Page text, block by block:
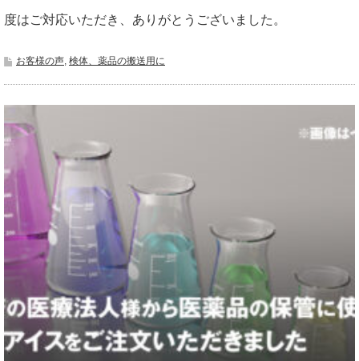
度はご対応いただき、ありがとうございました。
お客様の声, 検体、薬品の搬送用に